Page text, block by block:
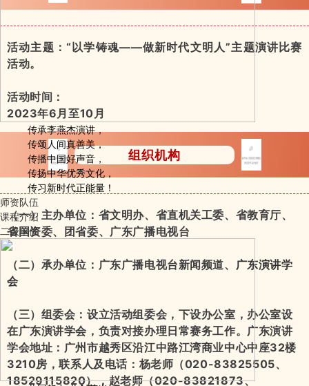
传承李燕杰演讲，
传颂人间真善美，
传播中国好声音，
传扬中华优秀文化，
传习新时代正能量！
师资队伍
课程介绍
二级单位
活动主题：“以学铸魂——做新时代文明人”主题演讲比赛
活动。
活动时间：
2023年6月至10月
组织机构
（一）主办单位：省文明办、省直机关工委、省教育厅、
省国资委、团省委、广东广播电视台
（二）承办单位：广东广播电视台新闻频道、 广东演讲学
会
（三）组委会：设立活动组委会，下设办公室，办公室设
在广东演讲学会，负责对接办理日常赛务工作。广东演讲
学会地址：广州市越秀区沿江中路江湾商业中心中座32楼
3210房，联系人及电话：杨老师（020-83825505、
18529115820），赵老师（020-83821873、